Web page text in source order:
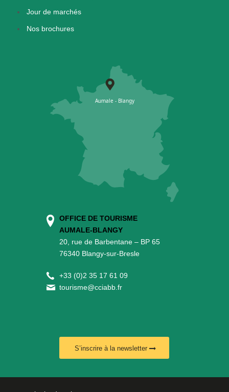
Jour de marchés
Nos brochures
OFFICE DE TOURISME
AUMALE-BLANGY
20, rue de Barbentane – BP 65
76340 Blangy-sur-Bresle
+33 (0)2 35 17 61 09
tourisme@cciabb.fr
S’inscrire à la newsletter